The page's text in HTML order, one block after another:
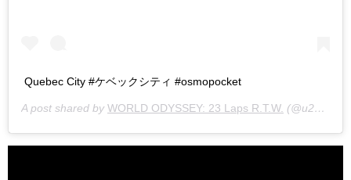
Quebec City #ケベックシティ #osmopocket
A post shared by WORLD ODYSSEY: 23 Laps R.T.W. (@u23ken) on